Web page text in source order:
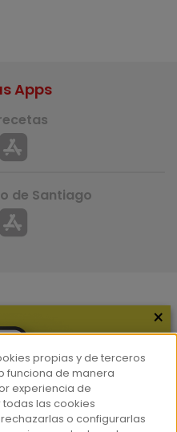
Apps
de Santiago
×
propias y de terceros
funciona de manera
experiencia de
las cookies
o configurarlas